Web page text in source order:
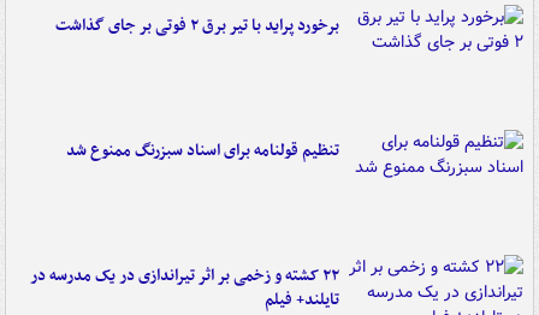
برخورد پراید با تیر برق ۲ فوتی بر جای گذاشت
تنظیم قولنامه برای اسناد سبزرنگ ممنوع شد
۲۲ کشته و زخمی بر اثر تیراندازی در یک مدرسه در
تایلند+ فیلم